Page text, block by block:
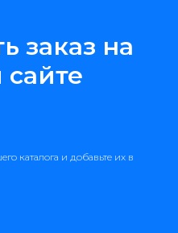
заказ на
каталога и добавьте их в